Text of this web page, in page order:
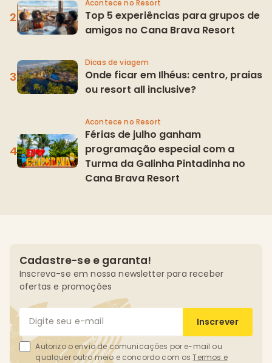
Acontece no Resort
Top 5 experiências para grupos de
amigos no Cana Brava Resort
Dicas de viagem
Onde ficar em Ilhéus: centro, praias
ou resort all inclusive?
Acontece no Resort
Férias de julho ganham
programação especial com a
Turma da Galinha Pintadinha no
Cana Brava Resort
Cadastre-se e garanta!
Inscreva-se em nossa newsletter para receber
ofertas e promoções
Inscrever
Autorizo o envio de comunicações por e-mail ou
qualquer outro meio e concordo com osTermos e